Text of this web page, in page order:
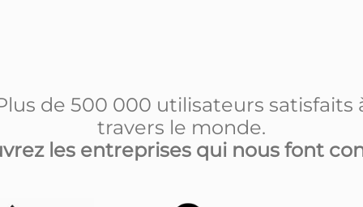
de 500 000 utilisateurs satisfaits
travers le monde.
les entreprises qui nous font